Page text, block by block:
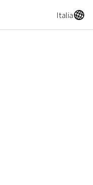
ItaliaA